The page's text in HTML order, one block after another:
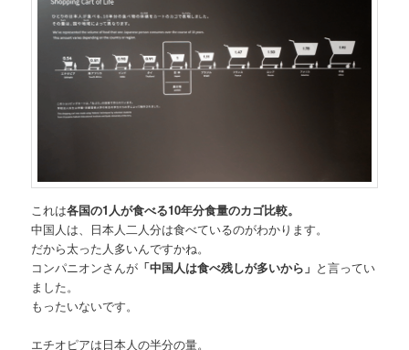
これは各国の1人が食べる10年分食量のカゴ比較。
中国人は、日本人二人分は食べているのがわかります。
だから太った人多いんですかね。
コンパニオンさんが 「中国人は食べ残しが多いから」 と言ってい
ました。
もったいないです。
エチオピアは日本人の半分の量。